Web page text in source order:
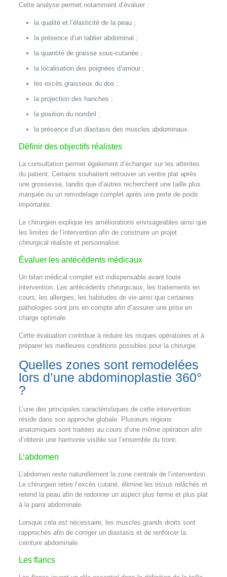
Cette analyse permet notamment d’évaluer :
la qualité et l’élasticité de la peau ;
la présence d’un tablier abdominal ;
la quantité de graisse sous-cutanée ;
la localisation des poignées d’amour ;
les excès graisseux du dos ;
la projection des hanches ;
la position du nombril ;
la présence d’un diastasis des muscles abdominaux.
Définir des objectifs réalistes
La consultation permet également d’échanger sur les attentes
du patient. Certains souhaitent retrouver un ventre plat après
une grossesse, tandis que d’autres recherchent une taille plus
marquée ou un remodelage complet après une perte de poids
importante.
Le chirurgien explique les améliorations envisageables ainsi que
les limites de l’intervention afin de construire un projet
chirurgical réaliste et personnalisé.
Évaluer les antécédents médicaux
Un bilan médical complet est indispensable avant toute
intervention. Les antécédents chirurgicaux, les traitements en
cours, les allergies, les habitudes de vie ainsi que certaines
pathologies sont pris en compte afin d’assurer une prise en
charge optimale.
Cette évaluation contribue à réduire les risques opératoires et à
préparer les meilleures conditions possibles pour la chirurgie.
Quelles zones sont remodelées
lors d’une abdominoplastie 360°
?
L’une des principales caractéristiques de cette intervention
réside dans son approche globale. Plusieurs régions
anatomiques sont traitées au cours d’une même opération afin
d’obtenir une harmonie visible sur l’ensemble du tronc.
L’abdomen
L’abdomen reste naturellement la zone centrale de l’intervention.
Le chirurgien retire l’excès cutané, élimine les tissus relâchés et
retend la peau afin de redonner un aspect plus ferme et plus plat
à la paroi abdominale.
Lorsque cela est nécessaire, les muscles grands droits sont
rapprochés afin de corriger un diastasis et de renforcer la
ceinture abdominale.
Les flancs